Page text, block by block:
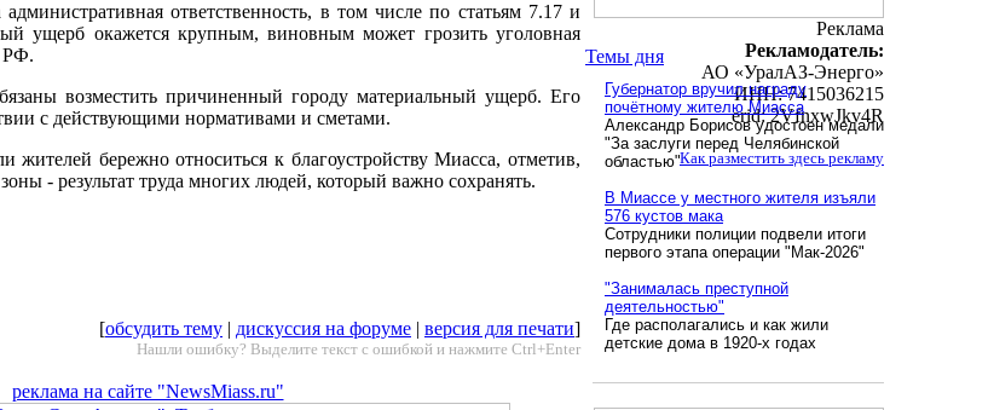
ответственность, в том числе по статьям 7.17 и
ущерб окажется крупным, виновным может грозить уголовная
РФ.
возместить причиненный городу материальный ущерб. Его
с действующими нормативами и сметами.
бережно относиться к благоустройству Миасса, отметив,
- результат труда многих людей, который важно сохранять.
[обсудить тему | дискуссия на форуме | версия для печати]
Нашли ошибку? Выделите текст с ошибкой и нажмите Ctrl+Enter
реклама на сайте "NewsMiass.ru"
Реклама
Рекламодатель:
АО «УралАЗ-Энерго»
ИНН: 7415036215
erid: 2VfnxwJkv4R
Как разместить здесь рекламу
Темы дня
Губернатор вручил награду
почётному жителю Миасса
Александр Борисов удостоен медали
"За заслуги перед Челябинской
областью"
В Миассе у местного жителя изъяли
576 кустов мака
Сотрудники полиции подвели итоги
первого этапа операции "Мак-2026"
"Занималась преступной
деятельностью"
Где располагались и как жили
детские дома в 1920-х годах